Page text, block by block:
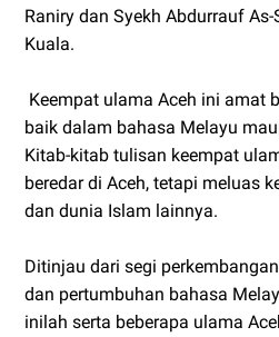
Raniry dan Syekh Abdurrauf
Kuala.
Keempat ulama Aceh ini amat
baik dalam bahasa Melayu
Kitab-kitab tulisan keempat
beredar di Aceh, tetapi meluas
dan dunia Islam lainnya.
Ditinjau dari segi
dan pertumbuhan bahasa
inilah serta beberapa ulama